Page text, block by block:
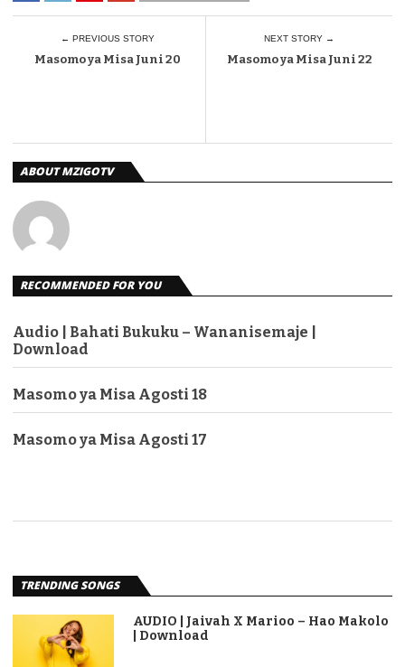
← PREVIOUS STORY
Masomo ya Misa Juni 20
NEXT STORY →
Masomo ya Misa Juni 22
ABOUT MZIGOTV
RECOMMENDED FOR YOU
Audio | Bahati Bukuku – Wananisemaje |
Download
Masomo ya Misa Agosti 18
Masomo ya Misa Agosti 17
TRENDING SONGS
AUDIO | Jaivah X Marioo – Hao Makolo
| Download